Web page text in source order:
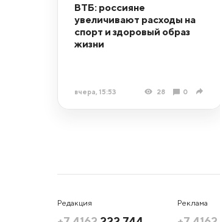
ВТБ: россияне
увеличивают расходы на
спорт и здоровый образ
жизни
вчера, 15:53 28 0
Редакция Реклама